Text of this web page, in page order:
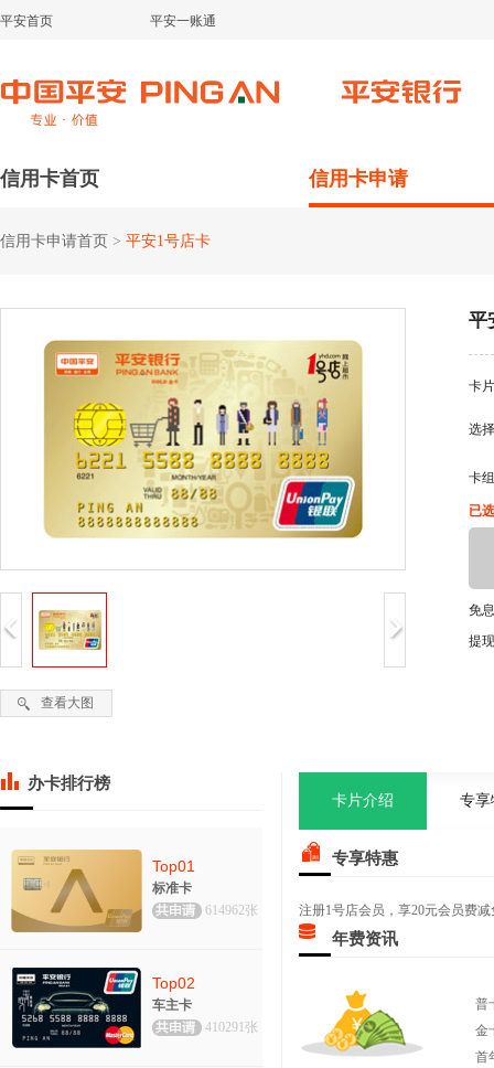
平安首页 平安一账通
信用卡首页 信用卡申请
信用卡申请首页 > 平安1号店卡
查看大图
平
卡
选
卡
已
免
提
办卡排行榜
Top01
标准卡
614962张
Top02
车主卡
410291张
卡片介绍 专享
专享特惠
注册1号店会员，享20元会员费减
年费资讯
普
金
首